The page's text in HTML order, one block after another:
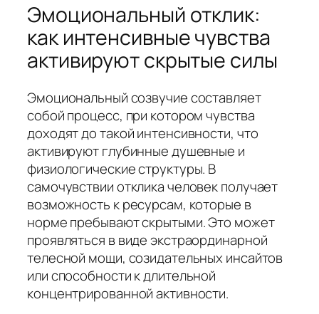
Эмоциональный отклик:
как интенсивные чувства
активируют скрытые силы
Эмоциональный созвучие составляет
собой процесс, при котором чувства
доходят до такой интенсивности, что
активируют глубинные душевные и
физиологические структуры. В
самочувствии отклика человек получает
возможность к ресурсам, которые в
норме пребывают скрытыми. Это может
проявляться в виде экстраординарной
телесной мощи, созидательных инсайтов
или способности к длительной
концентрированной активности.